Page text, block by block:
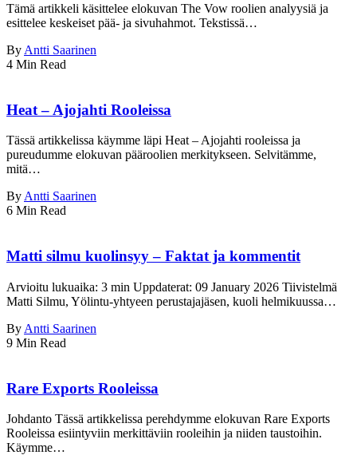
Tämä artikkeli käsittelee elokuvan The Vow roolien analyysiä ja
esittelee keskeiset pää- ja sivuhahmot. Tekstissä…
By Antti Saarinen
4 Min Read
Heat – Ajojahti Rooleissa
Tässä artikkelissa käymme läpi Heat – Ajojahti rooleissa ja
pureudumme elokuvan pääroolien merkitykseen. Selvitämme,
mitä…
ByAntti Saarinen
6 Min Read
Matti silmu kuolinsyy – Faktat ja kommentit
Arvioitu lukuaika: 3 min Uppdaterat: 09 January 2026 Tiivistelmä
Matti Silmu, Yölintu-yhtyeen perustajajäsen, kuoli helmikuussa…
By Antti Saarinen
9 Min Read
Rare Exports Rooleissa
Johdanto Tässä artikkelissa perehdymme elokuvan Rare Exports
Rooleissa esiintyviin merkittäviin rooleihin ja niiden taustoihin.
Käymme…